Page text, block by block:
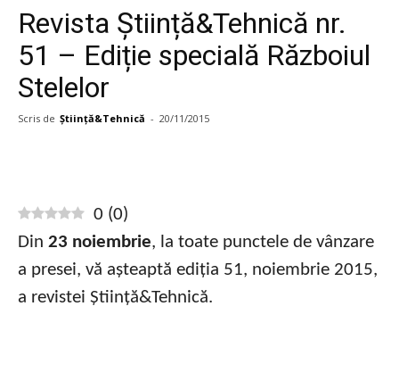
Revista Știință&Tehnică nr.
51 – Ediție specială Războiul
Stelelor
Scris de Știință&Tehnică - 20/11/2015
0 (0)
Din 23 noiembrie, la toate punctele de vânzare
a presei, vă așteaptă ediția 51, noiembrie 2015,
a revistei Știință&Tehnică.